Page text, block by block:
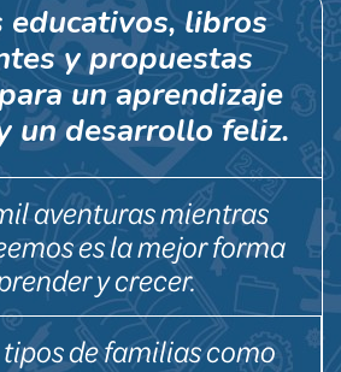
educativos, libros
y propuestas
un aprendizaje
un desarrollo feliz.
aventuras mientras
es la mejor forma
y crecer.
de familias como